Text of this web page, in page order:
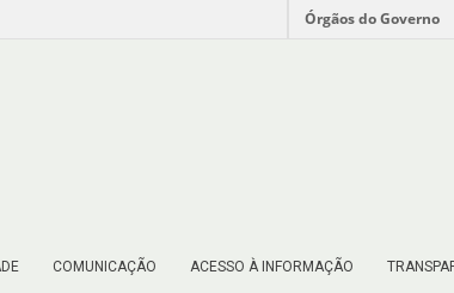
Órgãos do Governo
COMUNICAÇÃO ACESSO À INFORMAÇÃO